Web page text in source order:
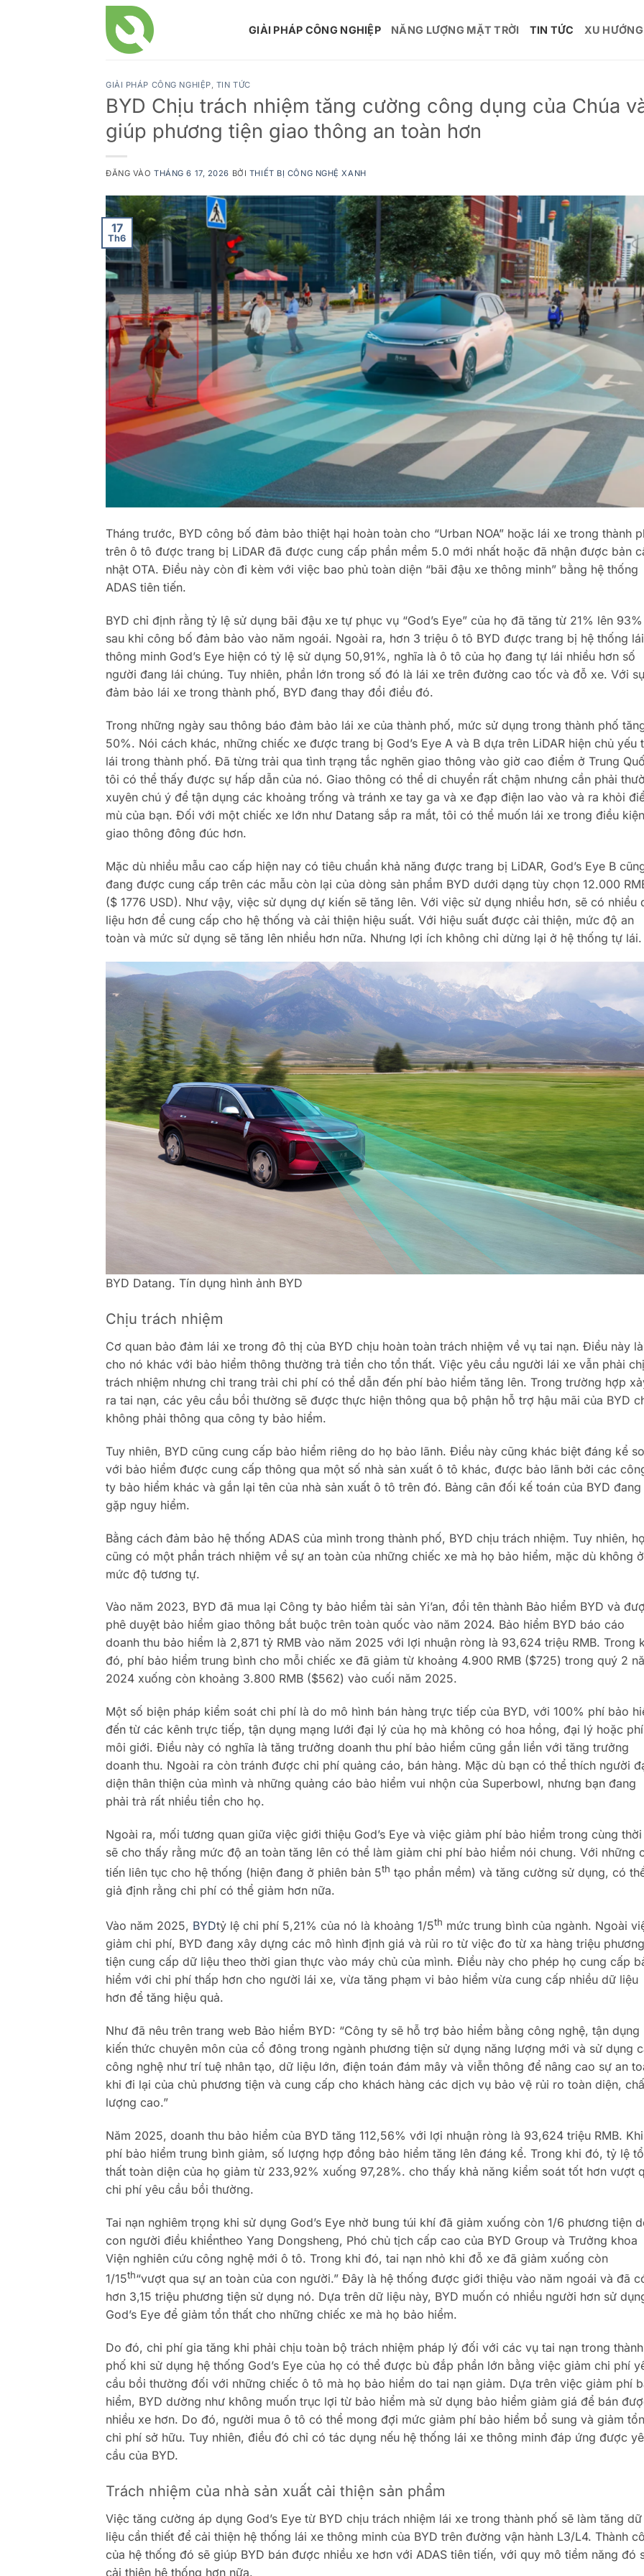
GIẢI PHÁP CÔNG NGHIỆP NĂNG LƯỢNG MẶT TRỜI TIN TỨC XU HƯỚNG
GIẢI PHÁP CÔNG NGHIỆP, TIN TỨC
BYD Chịu trách nhiệm tăng cường công dụng của Chúa
giúp phương tiện giao thông an toàn hơn
ĐĂNG VÀOTHÁNG 6 17, 2026 BỞI THIẾT BỊ CÔNG NGHỆ XANH
17
Th6
Tháng trước, BYD công bố đảm bảo thiệt hại hoàn toàn cho “Urban NOA” hoặc lái xe trong thành
trên ô tô được trang bị LiDAR đã được cung cấp phần mềm 5.0 mới nhất hoặc đã nhận được bản
nhật OTA. Điều này còn đi kèm với việc bao phủ toàn diện “bãi đậu xe thông minh” bằng hệ thống
ADAS tiên tiến.
BYD chỉ định rằng tỷ lệ sử dụng bãi đậu xe tự phục vụ “God’s Eye” của họ đã tăng từ 21% lên 93%
sau khi công bố đảm bảo vào năm ngoái. Ngoài ra, hơn 3 triệu ô tô BYD được trang bị hệ thống
thông minh God’s Eye hiện có tỷ lệ sử dụng 50,91%, nghĩa là ô tô của họ đang tự lái nhiều hơn số
người đang lái chúng. Tuy nhiên, phần lớn trong số đó là lái xe trên đường cao tốc và đỗ xe. Với
đảm bảo lái xe trong thành phố, BYD đang thay đổi điều đó.
Trong những ngày sau thông báo đảm bảo lái xe của thành phố, mức sử dụng trong thành phố
50%. Nói cách khác, những chiếc xe được trang bị God’s Eye A và B dựa trên LiDAR hiện chủ yếu
lái trong thành phố. Đã từng trải qua tình trạng tắc nghẽn giao thông vào giờ cao điểm ở Trung
tôi có thể thấy được sự hấp dẫn của nó. Giao thông có thể di chuyển rất chậm nhưng cần phải
xuyên chú ý để tận dụng các khoảng trống và tránh xe tay ga và xe đạp điện lao vào và ra khỏi
mù của bạn. Đối với một chiếc xe lớn như Datang sắp ra mắt, tôi có thể muốn lái xe trong điều kiện
giao thông đông đúc hơn.
Mặc dù nhiều mẫu cao cấp hiện nay có tiêu chuẩn khả năng được trang bị LiDAR, God’s Eye B
đang được cung cấp trên các mẫu còn lại của dòng sản phẩm BYD dưới dạng tùy chọn 12.000
($ 1776 USD). Như vậy, việc sử dụng dự kiến ​​sẽ tăng lên. Với việc sử dụng nhiều hơn, sẽ có nhiều
liệu hơn để cung cấp cho hệ thống và cải thiện hiệu suất. Với hiệu suất được cải thiện, mức độ an
toàn và mức sử dụng sẽ tăng lên nhiều hơn nữa. Nhưng lợi ích không chỉ dừng lại ở hệ thống tự lái.
BYD Datang. Tín dụng hình ảnh BYD
Chịu trách nhiệm
Cơ quan bảo đảm lái xe trong đô thị của BYD chịu hoàn toàn trách nhiệm về vụ tai nạn. Điều này
cho nó khác với bảo hiểm thông thường trả tiền cho tổn thất. Việc yêu cầu người lái xe vẫn phải
trách nhiệm nhưng chỉ trang trải chi phí có thể dẫn đến phí bảo hiểm tăng lên. Trong trường hợp
ra tai nạn, các yêu cầu bồi thường sẽ được thực hiện thông qua bộ phận hỗ trợ hậu mãi của BYD
không phải thông qua công ty bảo hiểm.
Tuy nhiên, BYD cũng cung cấp bảo hiểm riêng do họ bảo lãnh. Điều này cũng khác biệt đáng kể so
với bảo hiểm được cung cấp thông qua một số nhà sản xuất ô tô khác, được bảo lãnh bởi các
ty bảo hiểm khác và gắn lại tên của nhà sản xuất ô tô trên đó. Bảng cân đối kế toán của BYD đang
gặp nguy hiểm.
Bằng cách đảm bảo hệ thống ADAS của mình trong thành phố, BYD chịu trách nhiệm. Tuy nhiên, họ
cũng có một phần trách nhiệm về sự an toàn của những chiếc xe mà họ bảo hiểm, mặc dù không ở
mức độ tương tự.
Vào năm 2023, BYD đã mua lại Công ty bảo hiểm tài sản Yi’an, đổi tên thành Bảo hiểm BYD và
phê duyệt bảo hiểm giao thông bắt buộc trên toàn quốc vào năm 2024. Bảo hiểm BYD báo cáo
doanh thu bảo hiểm là 2,871 tỷ RMB vào năm 2025 với lợi nhuận ròng là 93,624 triệu RMB. Trong
đó, phí bảo hiểm trung bình cho mỗi chiếc xe đã giảm từ khoảng 4.900 RMB ($725) trong quý 2
2024 xuống còn khoảng 3.800 RMB ($562) vào cuối năm 2025.
Một số biện pháp kiểm soát chi phí là do mô hình bán hàng trực tiếp của BYD, với 100% phí bảo
đến từ các kênh trực tiếp, tận dụng mạng lưới đại lý của họ mà không có hoa hồng, đại lý hoặc phí
môi giới. Điều này có nghĩa là tăng trưởng doanh thu phí bảo hiểm cũng gắn liền với tăng trưởng
doanh thu. Ngoài ra còn tránh được chi phí quảng cáo, bán hàng. Mặc dù bạn có thể thích người
diện thân thiện của mình và những quảng cáo bảo hiểm vui nhộn của Superbowl, nhưng bạn đang
phải trả rất nhiều tiền cho họ.
Ngoài ra, mối tương quan giữa việc giới thiệu God’s Eye và việc giảm phí bảo hiểm trong cùng
sẽ cho thấy rằng mức độ an toàn tăng lên có thể làm giảm chi phí bảo hiểm nói chung. Với những
tiến liên tục cho hệ thống (hiện đang ở phiên bản 5th tạo phần mềm) và tăng cường sử dụng, có
giả định rằng chi phí có thể giảm hơn nữa.
Vào năm 2025, BYDtỷ lệ chi phí 5,21% của nó là khoảng 1/5th mức trung bình của ngành. Ngoài
giảm chi phí, BYD đang xây dựng các mô hình định giá và rủi ro từ việc đo từ xa hàng triệu phương
tiện cung cấp dữ liệu theo thời gian thực vào máy chủ của mình. Điều này cho phép họ cung cấp
hiểm với chi phí thấp hơn cho người lái xe, vừa tăng phạm vi bảo hiểm vừa cung cấp nhiều dữ liệu
hơn để tăng hiệu quả.
Như đã nêu trên trang web Bảo hiểm BYD: “Công ty sẽ hỗ trợ bảo hiểm bằng công nghệ, tận dụng
kiến ​​thức chuyên môn của cổ đông trong ngành phương tiện sử dụng năng lượng mới và sử dụng
công nghệ như trí tuệ nhân tạo, dữ liệu lớn, điện toán đám mây và viễn thông để nâng cao sự an
khi đi lại của chủ phương tiện và cung cấp cho khách hàng các dịch vụ bảo vệ rủi ro toàn diện,
lượng cao.”
Năm 2025, doanh thu bảo hiểm của BYD tăng 112,56% với lợi nhuận ròng là 93,624 triệu RMB. Khi
phí bảo hiểm trung bình giảm, số lượng hợp đồng bảo hiểm tăng lên đáng kể. Trong khi đó, tỷ lệ
thất toàn diện của họ giảm từ 233,92% xuống 97,28%. cho thấy khả năng kiểm soát tốt hơn vượt
chi phí yêu cầu bồi thường.
Tai nạn nghiêm trọng khi sử dụng God’s Eye nhờ bung túi khí đã giảm xuống còn 1/6 phương tiện
con người điều khiểntheo Yang Dongsheng, Phó chủ tịch cấp cao của BYD Group và Trưởng khoa
Viện nghiên cứu công nghệ mới ô tô. Trong khi đó, tai nạn nhỏ khi đỗ xe đã giảm xuống còn
1/15th“vượt qua sự an toàn của con người.” Đây là hệ thống được giới thiệu vào năm ngoái và đã
hơn 3,15 triệu phương tiện sử dụng nó. Dựa trên dữ liệu này, BYD muốn có nhiều người hơn sử
God’s Eye để giảm tổn thất cho những chiếc xe mà họ bảo hiểm.
Do đó, chi phí gia tăng khi phải chịu toàn bộ trách nhiệm pháp lý đối với các vụ tai nạn trong thành
phố khi sử dụng hệ thống God’s Eye của họ có thể được bù đắp phần lớn bằng việc giảm chi phí
cầu bồi thường đối với những chiếc ô tô mà họ bảo hiểm do tai nạn giảm. Dựa trên việc giảm phí
hiểm, BYD dường như không muốn trục lợi từ bảo hiểm mà sử dụng bảo hiểm giảm giá để bán
nhiều xe hơn. Do đó, người mua ô tô có thể mong đợi mức giảm phí bảo hiểm bổ sung và giảm
chi phí sở hữu. Tuy nhiên, điều đó chỉ có tác dụng nếu hệ thống lái xe thông minh đáp ứng được
cầu của BYD.
Trách nhiệm của nhà sản xuất cải thiện sản phẩm
Việc tăng cường áp dụng God’s Eye từ BYD chịu trách nhiệm lái xe trong thành phố sẽ làm tăng dữ
liệu cần thiết để cải thiện hệ thống lái xe thông minh của BYD trên đường vận hành L3/L4. Thành
của hệ thống đó sẽ giúp BYD bán được nhiều xe hơn với ADAS tiên tiến, với quy mô tiềm năng đó
cải thiện hệ thống hơn nữa.